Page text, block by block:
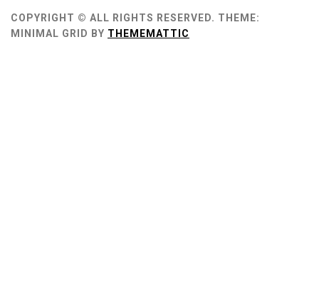
COPYRIGHT © ALL RIGHTS RESERVED. THEME:
MINIMAL GRID BY THEMEMATTIC